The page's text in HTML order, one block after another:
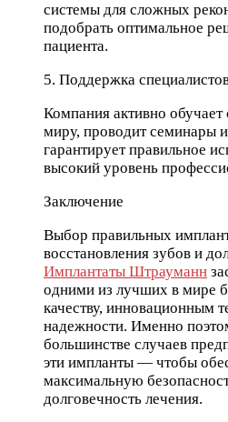
системы для сложных
подобрать оптимальное
пациента.
5. Поддержка
Компания активно
миру, проводит семинары
гарантирует правильное
высокий уровень
Заключение
Выбор правильных
восстановления зубов и
Имплантаты Штрауманн
одними из лучших в мире
качеству, инновационным
надежности. Именно
большинстве случаев
эти импланты — чтобы
максимальную
долговечность лечения.